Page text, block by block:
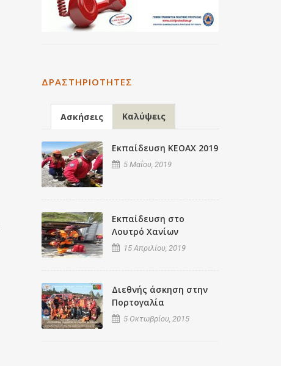
ΔΡΑΣΤΗΡΙΌΤΗΤΕΣ
Ασκήσεις Καλύψεις
Εκπαίδευση ΚΕΟΑΧ 2019
5 Μαΐου, 2019
Εκπαίδευση στο
Λουτρό Χανίων
15 Απριλίου, 2019
Διεθνής άσκηση στην
Πορτογαλία
5 Οκτωβρίου, 2015